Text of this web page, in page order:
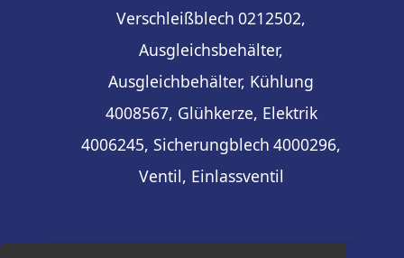
Verschleißblech 0212502,
Ausgleichsbehälter,
Ausgleichbehälter, Kühlung
4008567, Glühkerze, Elektrik
4006245, Sicherungblech 4000296,
Ventil, Einlassventil